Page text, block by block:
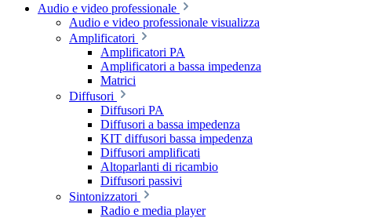
Audio e video professionale
Audio e video professionale visualizza
Amplificatori
Amplificatori PA
Amplificatori a bassa impedenza
Matrici
Diffusori
Diffusori PA
Diffusori a bassa impedenza
KIT diffusori bassa impedenza
Diffusori amplificati
Altoparlanti di ricambio
Diffusori passivi
Sintonizzatori
Radio e media player